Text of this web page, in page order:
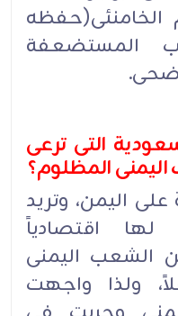
الخامنئی(حفظه
المستضعفة
التی ترعى
المظلوم؟
الیمن، وترید
اقتصادیاً
الشعب الیمنی
ولذا واجهت